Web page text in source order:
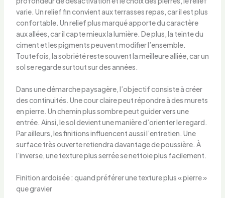
varie. Un relief fin convient aux terrasses repas, car il est plus
confortable. Un relief plus marqué apporte du caractère
aux allées, car il capte mieux la lumière. De plus, la teinte du
ciment et les pigments peuvent modifier l’ensemble.
Toutefois, la sobriété reste souvent la meilleure alliée, car un
sol se regarde surtout sur des années.
Dans une démarche paysagère, l’objectif consiste à créer
des continuités. Une cour claire peut répondre à des murets
en pierre. Un chemin plus sombre peut guider vers une
entrée. Ainsi, le sol devient une manière d’orienter le regard.
Par ailleurs, les finitions influencent aussi l’entretien. Une
surface très ouverte retiendra davantage de poussière. À
l’inverse, une texture plus serrée se nettoie plus facilement.
Finition ardoisée : quand préférer une texture plus « pierre »
que gravier